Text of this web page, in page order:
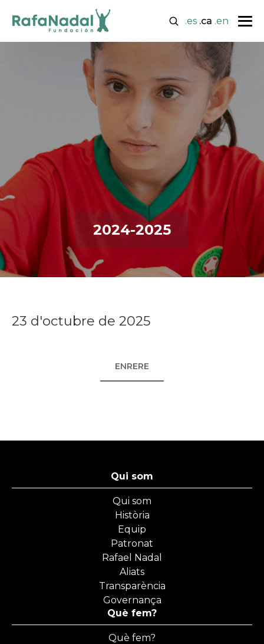
.es .ca .en
2024-2025
23 d'octubre de 2025
ENRERE
Qui som
Qui som
Història
Equip
Patronat
Rafael Nadal
Aliats
Transparència
Governança
Què fem?
Què fem?